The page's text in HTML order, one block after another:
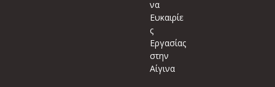
να
Ευκαιρίε
ς
Εργασίας
στην
Αίγινα